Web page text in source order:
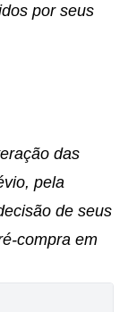
por seus
das
pela
de seus
compra em